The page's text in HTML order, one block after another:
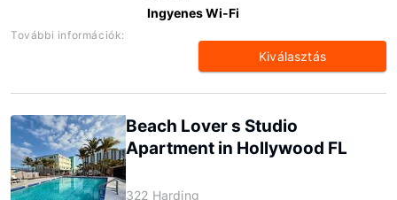
Ingyenes Wi-Fi
További információk:
Kiválasztás
Beach Lover s Studio
Apartment in Hollywood FL
322 Harding